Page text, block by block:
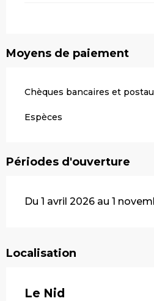
Moyens de paiement
Chèques bancaires et
Espèces
Périodes d'ouverture
Du 1 avril 2026 au 1
Localisation
Le Nid